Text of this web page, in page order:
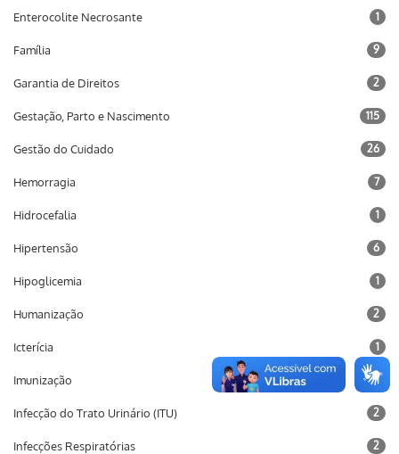
Enterocolite Necrosante 1
Família 9
Garantia de Direitos 2
Gestação, Parto e Nascimento 115
Gestão do Cuidado 26
Hemorragia 7
Hidrocefalia 1
Hipertensão 6
Hipoglicemia 1
Humanização 2
Icterícia 1
Imunização 10
Infecção do Trato Urinário (ITU) 2
Infecções Respiratórias 2